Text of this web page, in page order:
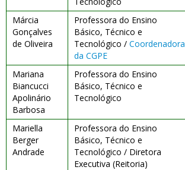
Márcia
Gonçalves
de Oliveira
Professora do Ensino
Básico, Técnico e
Tecnológico / Coordenadora
da CGPE
Mariana
Biancucci
Apolinário
Barbosa
Professora do Ensino
Básico, Técnico e
Tecnológico
Mariella
Berger
Andrade
Professora do Ensino
Básico, Técnico e
Tecnológico / Diretora
Executiva (Reitoria)